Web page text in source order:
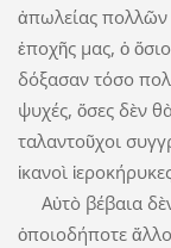
ἀπωλείας πολλῶν
ἐποχῆς μας, ὁ
δόξασαν τόσο
ψυχές, ὅσες δὲν
ταλαντοῦχοι
ἱκανοὶ
Αὐτὸ βέβαια
ὁποιοδήποτε